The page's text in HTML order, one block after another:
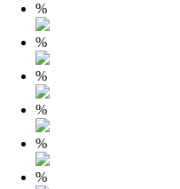
%
%
%
%
%
%